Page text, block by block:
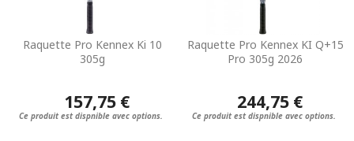
Raquette Pro Kennex Ki 10
305g
157,75 €
Ce produit est dispnible avec options.
Raquette Pro Kennex KI Q+15
Pro 305g 2026
244,75 €
Ce produit est dispnible avec options.